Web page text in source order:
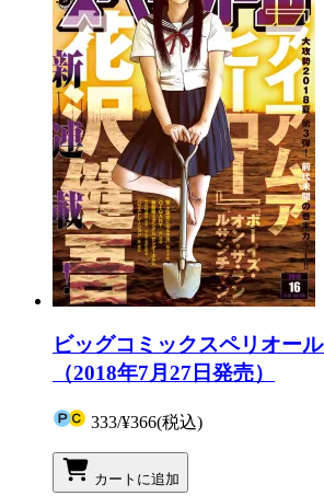
ビッグコミックスペリオー
（2018年7月27日発売）
333/¥366(税込)
カートに追加